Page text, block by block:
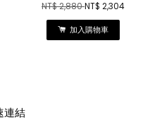
NT$ 2,880NT$ 2,304
加入購物車
連結